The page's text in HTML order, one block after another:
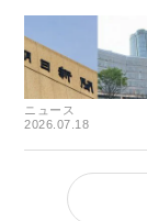
ニュース
2026.07.18